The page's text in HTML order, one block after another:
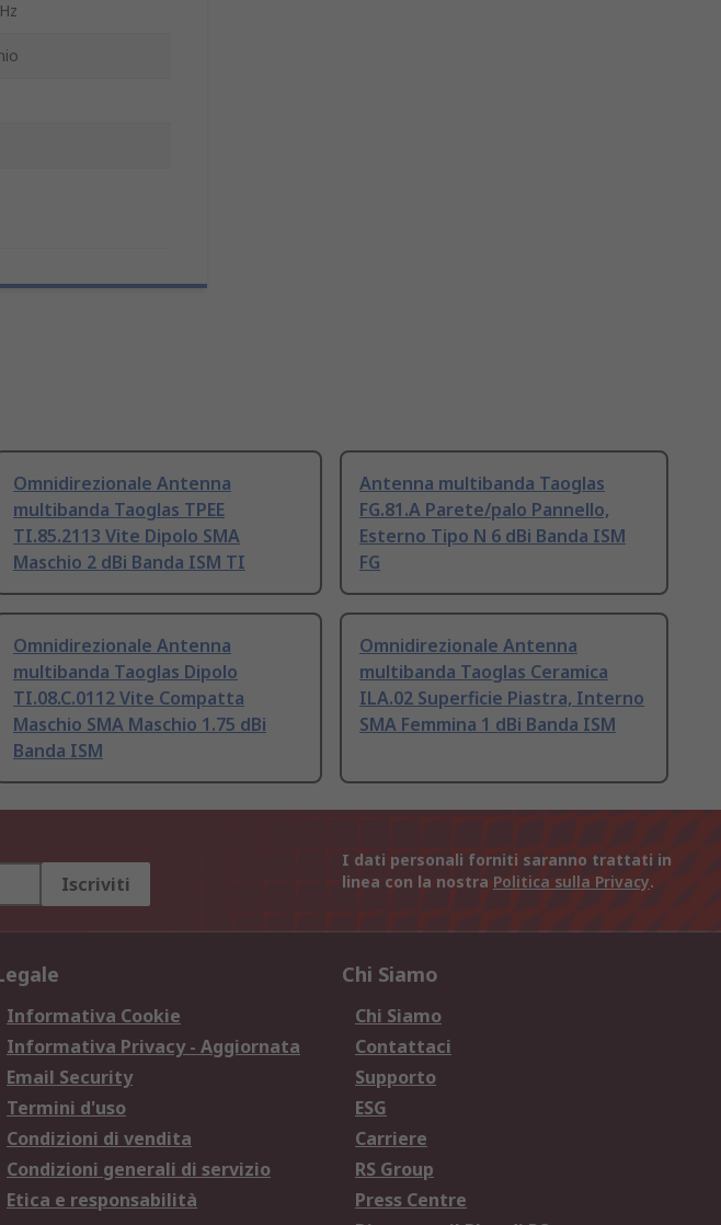
Omnidirezionale Antenna
multibanda Taoglas TPEE
TI.85.2113 Vite Dipolo SMA
Maschio 2 dBi Banda ISM TI
Antenna multibanda Taoglas
FG.81.A Parete/palo Pannello,
Esterno Tipo N 6 dBi Banda ISM
FG
Omnidirezionale Antenna
multibanda Taoglas Dipolo
TI.08.C.0112 Vite Compatta
Maschio SMA Maschio 1.75 dBi
Banda ISM
Omnidirezionale Antenna
multibanda Taoglas Ceramica
ILA.02 Superficie Piastra, Interno
SMA Femmina 1 dBi Banda ISM
Iscriviti
I dati personali forniti saranno trattati in
linea con la nostra Politica sulla Privacy.
Informativa Cookie
Informativa Privacy - Aggiornata
Email Security
Termini d'uso
Condizioni di vendita
Condizioni generali di servizio
Etica e responsabilità
Chi Siamo
Chi Siamo
Contattaci
Supporto
ESG
Carriere
RS Group
Press Centre